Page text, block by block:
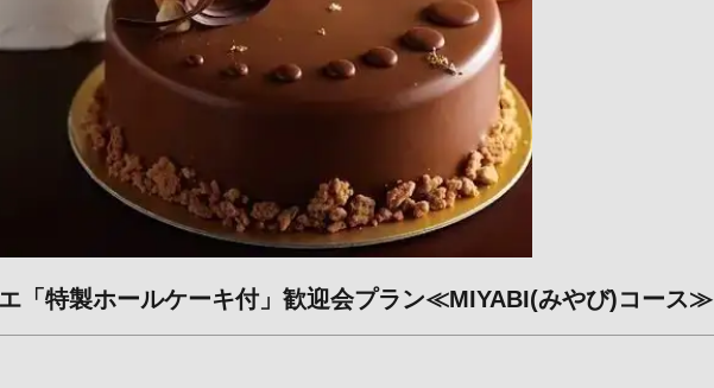
エ「特製ホールケーキ付」歓迎会プラン≪MIYABI(みやび)コース≫